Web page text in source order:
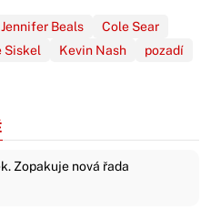
Jennifer Beals
Cole Sear
Siskel Kevin Nash
pozadí
Zopakuje nová řada